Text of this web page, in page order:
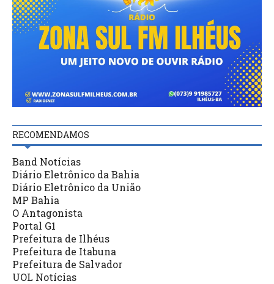
RECOMENDAMOS
Band Notícias
Diário Eletrônico da Bahia
Diário Eletrônico da União
MP Bahia
O Antagonista
Portal G1
Prefeitura de Ilhéus
Prefeitura de Itabuna
Prefeitura de Salvador
UOL Notícias